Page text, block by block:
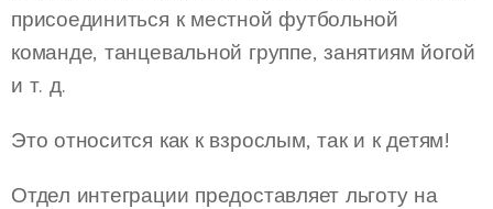
присоединиться к местной футбольной
команде, танцевальной группе, занятиям йогой
и т. д.
Это относится как к взрослым, так и к детям!
Отдел интеграции предоставляет льготу на